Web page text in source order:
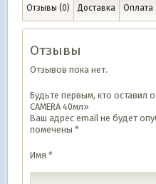
Отзывы (0) Доставка Оплата
Отзывы
Отзывов пока нет.
Будьте первым, кто оставил
CAMERA 40мл»
Ваш адрес email не будет
помечены *
Имя *